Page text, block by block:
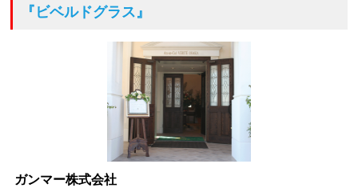
『ビベルドグラス』
ガンマー株式会社